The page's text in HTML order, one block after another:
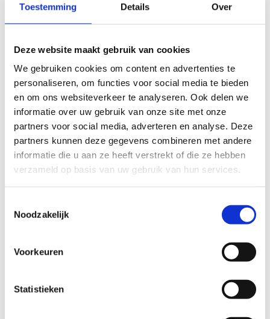
Toestemming Details Over
Deze website maakt gebruik van cookies
We gebruiken cookies om content en advertenties te
personaliseren, om functies voor social media te bieden
en om ons websiteverkeer te analyseren. Ook delen we
informatie over uw gebruik van onze site met onze
partners voor social media, adverteren en analyse. Deze
partners kunnen deze gegevens combineren met andere
informatie die u aan ze heeft verstrekt of die ze hebben
verzameld op basis van uw gebruik van hun services.
Noodzakelijk
Voorkeuren
Statistieken
slecht
licht zwaar
TECHNISCHE MOEILIJKHEIDSGRAAD
makkelijk moeilijk
slecht
Routemeldpunt
STAAT VAN PARCOURS(ONDERGROND, BEGROEIING, ONDERHOUD)